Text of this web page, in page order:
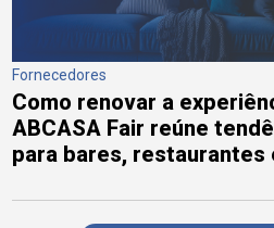
Fornecedores
Como renovar a
ABCASA Fair reúne
para bares,